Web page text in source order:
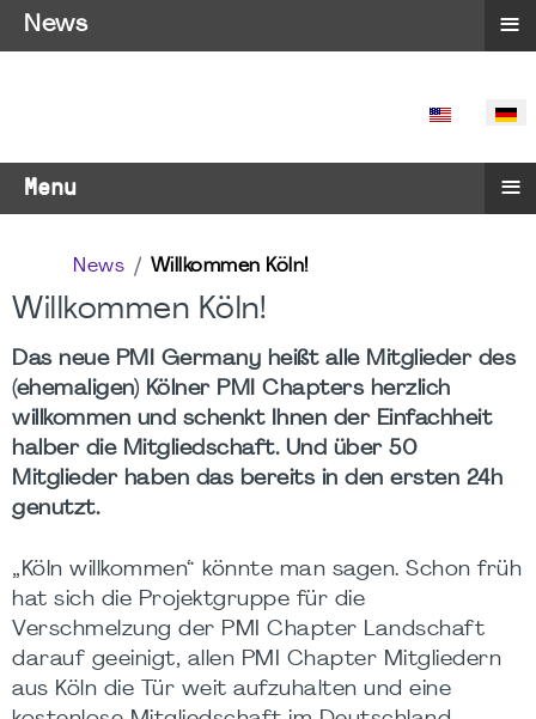
SPRACHE
Menu ≡
News Willkommen Köln!
Willkommen Köln!
Das neue PMI Germany heißt alle Mitglieder des
(ehemaligen) Kölner PMI Chapters herzlich
willkommen und schenkt Ihnen der Einfachheit
halber die Mitgliedschaft. Und über 50
Mitglieder haben das bereits in den ersten 24h
genutzt.
„Köln willkommen“ könnte man sagen. Schon früh
hat sich die Projektgruppe für die
Verschmelzung der PMI Chapter Landschaft
darauf geeinigt, allen PMI Chapter Mitgliedern
aus Köln die Tür weit aufzuhalten und eine
News ≡